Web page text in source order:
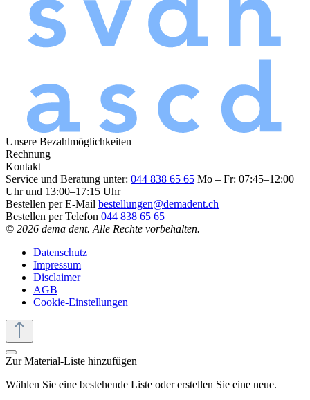
Unsere Bezahlmöglichkeiten
Rechnung
Kontakt
Service und Beratung unter: 044 838 65 65 Mo – Fr: 07:45–12:00
Uhr und 13:00–17:15 Uhr
Bestellen per E-Mail bestellungen@demadent.ch
Bestellen per Telefon 044 838 65 65
© 2026 dema dent. Alle Rechte vorbehalten.
Datenschutz
Impressum
Disclaimer
AGB
Cookie-Einstellungen
Zur Material-Liste hinzufügen
Wählen Sie eine bestehende Liste oder erstellen Sie eine neue.